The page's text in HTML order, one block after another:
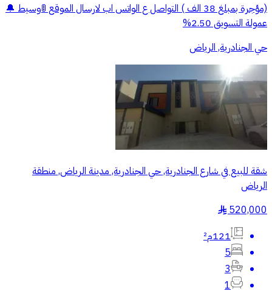
(مؤجرة بمبلغ 38 الف ) التواصل ع الواتس اب لارسال الموقع 🚦وسيط 🔔
عمولة التسويق 2.50%
حي الجنادرية, الرياض
شقة للبيع في شارع الجنادرية, حي الجنادرية, مدينة الرياض, منطقة
الرياض
520,000
§
121م²
5
3
1